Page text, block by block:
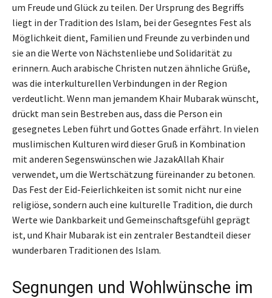
um Freude und Glück zu teilen. Der Ursprung des Begriffs
liegt in der Tradition des Islam, bei der Gesegntes Fest als
Möglichkeit dient, Familien und Freunde zu verbinden und
sie an die Werte von Nächstenliebe und Solidarität zu
erinnern. Auch arabische Christen nutzen ähnliche Grüße,
was die interkulturellen Verbindungen in der Region
verdeutlicht. Wenn man jemandem Khair Mubarak wünscht,
drückt man sein Bestreben aus, dass die Person ein
gesegnetes Leben führt und Gottes Gnade erfährt. In vielen
muslimischen Kulturen wird dieser Gruß in Kombination
mit anderen Segenswünschen wie JazakAllah Khair
verwendet, um die Wertschätzung füreinander zu betonen.
Das Fest der Eid-Feierlichkeiten ist somit nicht nur eine
religiöse, sondern auch eine kulturelle Tradition, die durch
Werte wie Dankbarkeit und Gemeinschaftsgefühl geprägt
ist, und Khair Mubarak ist ein zentraler Bestandteil dieser
wunderbaren Traditionen des Islam.
Segnungen und Wohlwünsche im